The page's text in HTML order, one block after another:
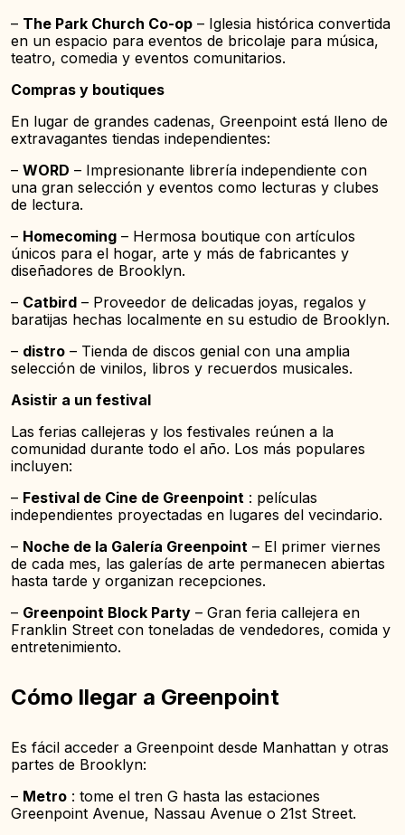
– The Park Church Co-op – Iglesia histórica convertida
en un espacio para eventos de bricolaje para música,
teatro, comedia y eventos comunitarios.
Compras y boutiques
En lugar de grandes cadenas, Greenpoint está lleno de
extravagantes tiendas independientes:
– WORD – Impresionante librería independiente con
una gran selección y eventos como lecturas y clubes
de lectura.
– Homecoming – Hermosa boutique con artículos
únicos para el hogar, arte y más de fabricantes y
diseñadores de Brooklyn.
– Catbird – Proveedor de delicadas joyas, regalos y
baratijas hechas localmente en su estudio de Brooklyn.
– distro – Tienda de discos genial con una amplia
selección de vinilos, libros y recuerdos musicales.
Asistir a un festival
Las ferias callejeras y los festivales reúnen a la
comunidad durante todo el año. Los más populares
incluyen:
– Festival de Cine de Greenpoint : películas
independientes proyectadas en lugares del vecindario.
– Noche de la Galería Greenpoint – El primer viernes
de cada mes, las galerías de arte permanecen abiertas
hasta tarde y organizan recepciones.
– Greenpoint Block Party – Gran feria callejera en
Franklin Street con toneladas de vendedores, comida y
entretenimiento.
Cómo llegar a Greenpoint
Es fácil acceder a Greenpoint desde Manhattan y otras
partes de Brooklyn:
– Metro : tome el tren G hasta las estaciones
Greenpoint Avenue, Nassau Avenue o 21st Street.